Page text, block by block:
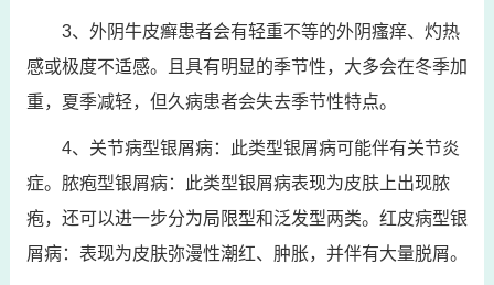
3、外阴牛皮癣患者会有轻重不等的外阴瘙痒、灼热
感或极度不适感。且具有明显的季节性，大多会在冬季加
重，夏季减轻，但久病患者会失去季节性特点。
4、关节病型银屑病：此类型银屑病可能伴有关节炎
症。脓疱型银屑病：此类型银屑病表现为皮肤上出现脓
疱，还可以进一步分为局限型和泛发型两类。红皮病型银
屑病：表现为皮肤弥漫性潮红、肿胀，并伴有大量脱屑。